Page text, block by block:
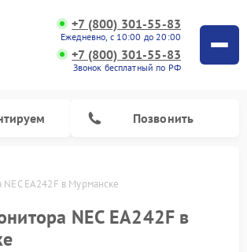
+7 (800) 301-55-83
Ежедневно, с 10:00 до 20:00
+7 (800) 301-55-83
Звонок бесплатный по РФ
Позвонить
EA242F в Мурманске
NEC EA242F в